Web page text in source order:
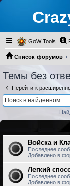
GoW Tools
Список форумов
Темы без
Перейти к
Войска и
Последнее
Добавлено в
Легкий
Последнее
Добавлено в